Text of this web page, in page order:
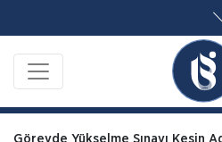
Görevde Yükselme Sınavı Kesin